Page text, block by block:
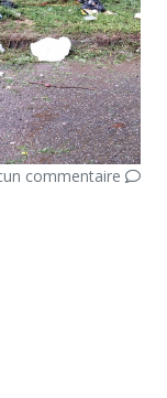
commentaire